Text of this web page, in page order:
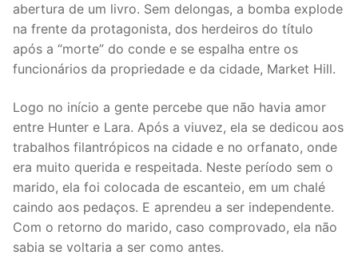
abertura de um livro. Sem delongas, a bomba explode
na frente da protagonista, dos herdeiros do título
após a “morte” do conde e se espalha entre os
funcionários da propriedade e da cidade, Market Hill.
Logo no início a gente percebe que não havia amor
entre Hunter e Lara. Após a viuvez, ela se dedicou aos
trabalhos filantrópicos na cidade e no orfanato, onde
era muito querida e respeitada. Neste período sem o
marido, ela foi colocada de escanteio, em um chalé
caindo aos pedaços. E aprendeu a ser independente.
Com o retorno do marido, caso comprovado, ela não
sabia se voltaria a ser como antes.